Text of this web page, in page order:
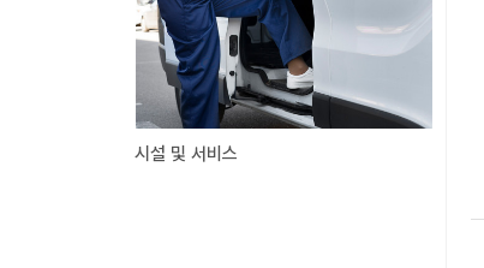
시설 및 서비스